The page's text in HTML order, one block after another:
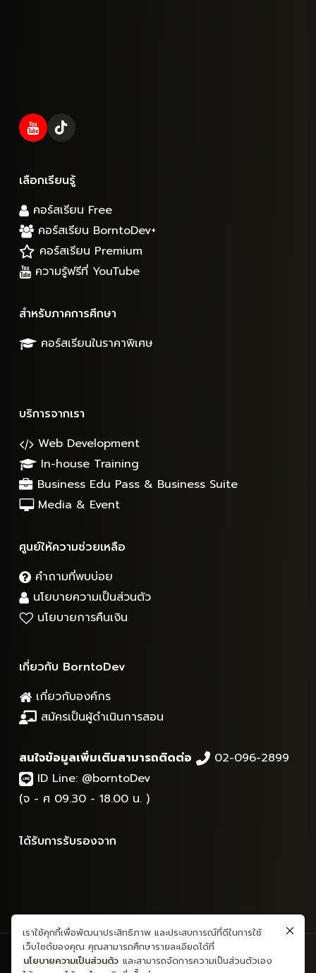
เลือกเรียนรู้
คอร์สเรียน Free
คอร์สเรียน BorntoDev+
คอร์สเรียน Premium
ความรู้ฟรีที่ YouTube
สำหรับภาคการศึกษา
คอร์สเรียนในราคาพิเศษ
บริการจากเรา
Web Development
In-house Training
Business Edu Pass & Business Suite
Media & Event
ศูนย์ให้ความช่วยเหลือ
คำถามที่พบบ่อย
นโยบายความเป็นส่วนตัว
นโยบายการคืนเงิน
เกี่ยวกับ BorntoDev
เกี่ยวกับองค์กร
สมัครเป็นผู้ดำเนินการสอน
สนใจข้อมูลเพิ่มเติมสามารถติดต่อ
02-096-2899
ID Line: @borntoDev
(จ - ศ 09.30 - 18.00 น. )
ได้รับการรับรองจาก
สงวนลิขสิทธิ์ © 2565 - ข้อมูลและเนื้อหาทั้งหมด - บริษัท บอร์นทูเดฟ
เราใช้คุกกี้เพื่อพัฒนาประสิทธิภาพ และประสบการณ์ที่ดีในการใช้
เว็บไซต์ของคุณ คุณสามารถศึกษารายละเอียดได้ที่
นโยบายความเป็นส่วนตัว และสามารถจัดการความเป็นส่วนตัวเอง